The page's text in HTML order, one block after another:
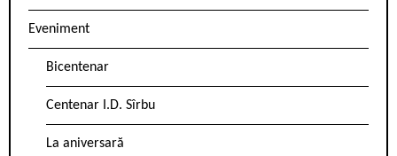
Eveniment
Bicentenar
Centenar I.D. Sîrbu
La aniversară